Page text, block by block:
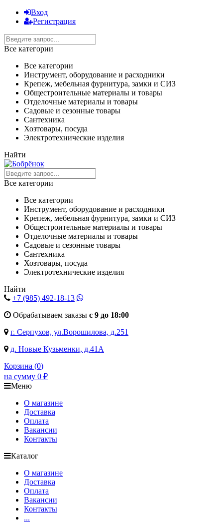
Вход
Регистрация
Все категории
Все категории
Инструмент, оборудование и расходники
Крепеж, мебельная фурнитура, замки и СИЗ
Общестроительные материалы и товары
Отделочные материалы и товары
Садовые и сезонные товары
Сантехника
Хозтовары, посуда
Электротехнические изделия
Найти
Все категории
Все категории
Инструмент, оборудование и расходники
Крепеж, мебельная фурнитура, замки и СИЗ
Общестроительные материалы и товары
Отделочные материалы и товары
Садовые и сезонные товары
Сантехника
Хозтовары, посуда
Электротехнические изделия
Найти
+7 (985) 492-18-13
Обрабатываем заказы с 9 до 18:00
г. Серпухов, ул.Ворошилова, д.251
д. Новые Кузьменки, д.41А
Корзина (0)
на сумму 0 ₽
Меню
О магазине
Доставка
Оплата
Вакансии
Контакты
Каталог
О магазине
Доставка
Оплата
Вакансии
Контакты
...